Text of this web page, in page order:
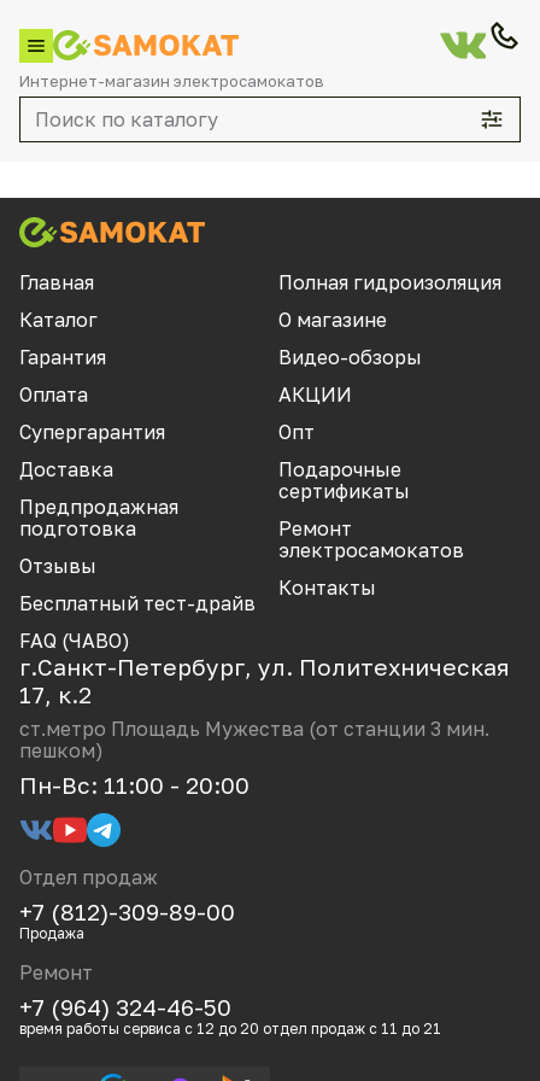
Интернет-магазин электросамокатов
По брендам
Aovo
Currus
CCL
Dualtron Minimotors
Electroway
Halten
Hitway
Iconbit
Ikingi
JackHot
Joyor
Kaabo
Главная
Каталог
Гарантия
Оплата
Супергарантия
Доставка
Предпродажная
подготовка
Отзывы
Бесплатный тест-драйв
FAQ (ЧАВО)
Полная гидроизоляция
О магазине
Видео-обзоры
АКЦИИ
Опт
Подарочные
сертификаты
Ремонт
электросамокатов
Контакты
г.Санкт-Петербург, ул. Политехническая
17, к.2
ст.метро Площадь Мужества (от станции 3 мин.
пешком)
Пн-Вс: 11:00 - 20:00
Отдел продаж
+7 (812)-309-89-00
Продажа
Ремонт
+7 (964) 324-46-50
время работы сервиса с 12 до 20 отдел продаж с 11 до 21